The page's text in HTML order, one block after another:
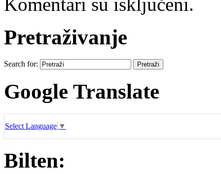
Pretraživanje
Search for:
Google Translate
Select Language ▼
Bilten: